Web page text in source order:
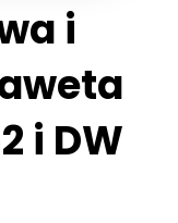
i
i DW